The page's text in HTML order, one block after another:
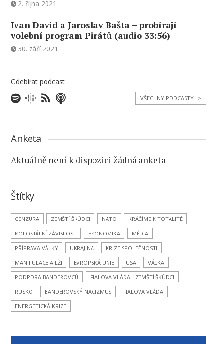
2. října 2021
Ivan David a Jaroslav Bašta – probírají
volební program Pirátů (audio 33:56)
30. září 2021
Odebírat podcast
VŠECHNY PODCASTY >
Anketa
Aktuálně není k dispozici žádná anketa
Štítky
CENZURA ZEMŠTÍ ŠKŮDCI NATO
KRÁČÍME K TOTALITĚ
KOLONIÁLNÍ ZÁVISLOST
EKONOMIKA
MÉDIA
PŘÍPRAVA VÁLKY
UKRAJINA
KRIZE SPOLEČNOSTI
MANIPULACE A LŽI
EVROPSKÁ UNIE USA
VÁLKA
PODPORA BANDEROVCŮ
FIALOVA VLÁDA - ZEMŠTÍ ŠKŮDCI
RUSKO
BANDEROVSKÝ NACIZMUS
FIALOVA VLÁDA
ENERGETICKÁ KRIZE